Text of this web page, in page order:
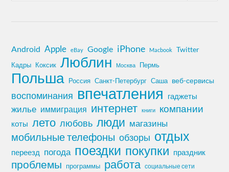
Android Apple eBay Google iPhone Macbook Twitter
Кадры Коксик Люблин Москва Пермь
Польша Россия Санкт-Петербург Саша веб-сервисы
воспоминания впечатления гаджеты
жилье иммиграция интернет книги компании
коты лето любовь люди магазины
мобильные телефоны обзоры отдых
переезд погода поездки покупки праздник
проблемы программы работа социальные сети